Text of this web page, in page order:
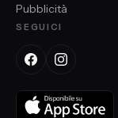
Pubblicità
SEGUICI